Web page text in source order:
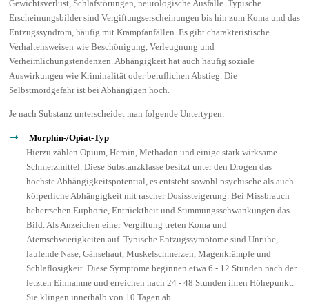
Gewichtsverlust, Schlafstörungen, neurologische Ausfälle. Typische
Erscheinungsbilder sind Vergiftungserscheinungen bis hin zum Koma und das
Entzugssyndrom, häufig mit Krampfanfällen. Es gibt charakteristische
Verhaltensweisen wie Beschönigung, Verleugnung und
Verheimlichungstendenzen. Abhängigkeit hat auch häufig soziale
Auswirkungen wie Kriminalität oder beruflichen Abstieg. Die
Selbstmordgefahr ist bei Abhängigen hoch.
Je nach Substanz unterscheidet man folgende Untertypen:
Morphin-/Opiat-Typ
Hierzu zählen Opium, Heroin, Methadon und einige stark wirksame
Schmerzmittel. Diese Substanzklasse besitzt unter den Drogen das
höchste Abhängigkeitspotential, es entsteht sowohl psychische als auch
körperliche Abhängigkeit mit rascher Dosissteigerung. Bei Missbrauch
beherrschen Euphorie, Entrücktheit und Stimmungsschwankungen das
Bild. Als Anzeichen einer Vergiftung treten Koma und
Atemschwierigkeiten auf. Typische Entzugssymptome sind Unruhe,
laufende Nase, Gänsehaut, Muskelschmerzen, Magenkrämpfe und
Schlaflosigkeit. Diese Symptome beginnen etwa 6 - 12 Stunden nach der
letzten Einnahme und erreichen nach 24 - 48 Stunden ihren Höhepunkt.
Sie klingen innerhalb von 10 Tagen ab.